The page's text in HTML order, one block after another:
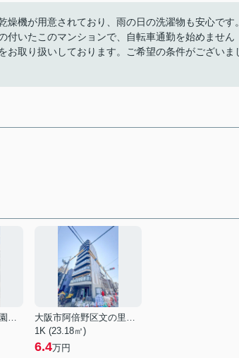
燥機が用意されており、雨の日の洗濯物も安心です
付いたこのマンションで、自転車通勤を始めません
お取り扱いしております。ご希望の条件がございま
大阪市阿倍野区美章園２丁目
大阪市阿倍野区文の里４丁目
1K (23.18㎡)
6.4万円